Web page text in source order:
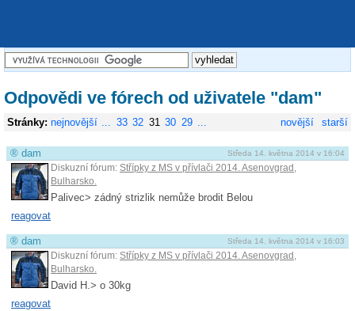
Odpovědi ve fórech od uživatele "dam"
novější starší
Stránky: nejnovější ... 33 32 31 30 29 ...
Středa 14. května 2014 v 16:04
® dam
Diskuzní fórum: Střípky z MS v přívlači 2014. Asenovgrad,
Bulharsko.
Palivec> zádný strizlik nemůže brodit Belou
reagovat
Středa 14. května 2014 v 16:03
® dam
Diskuzní fórum: Střípky z MS v přívlači 2014. Asenovgrad,
Bulharsko.
David H.> o 30kg
reagovat